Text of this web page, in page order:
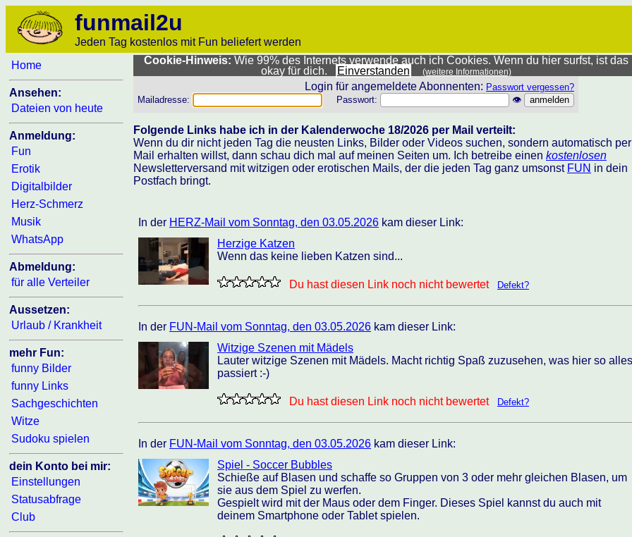
funmail2u
Jeden Tag kostenlos mit Fun beliefert werden
Home
Ansehen:
Dateien von heute
Anmeldung:
Fun
Erotik
Digitalbilder
Herz-Schmerz
Musik
WhatsApp
Abmeldung:
für alle Verteiler
Aussetzen:
Urlaub / Krankheit
mehr Fun:
funny Bilder
funny Links
Sachgeschichten
Witze
Sudoku spielen
dein Konto bei mir:
Einstellungen
Statusabfrage
Club
Cookie-Hinweis: Wie 99% des Internets verwende auch ich Cookies. Wenn du hier surfst, ist das
okay für dich.
Einverstanden (weitere Informationen)
Login für angemeldete Abonnenten: Passwort vergessen?
Mailadresse:
Passwort: 👁
Folgende Links habe ich in der Kalenderwoche 18/2026 per Mail verteilt:
Wenn du dir nicht jeden Tag die neusten Links, Bilder oder Videos suchen, sondern automatisch per
Mail erhalten willst, dann schau dich mal auf meinen Seiten um. Ich betreibe einen kostenlosen
Newsletterversand mit witzigen oder erotischen Mails, der die jeden Tag ganz umsonst FUN in dein
Postfach bringt.
In der HERZ-Mail vom Sonntag, den 03.05.2026 kam dieser Link:
Herzige Katzen
Wenn das keine lieben Katzen sind...
Du hast diesen Link noch nicht bewertet Defekt?
In der FUN-Mail vom Sonntag, den 03.05.2026 kam dieser Link:
Witzige Szenen mit Mädels
Lauter witzige Szenen mit Mädels. Macht richtig Spaß zuzusehen, was hier so alles
passiert :-)
Du hast diesen Link noch nicht bewertet Defekt?
In der FUN-Mail vom Sonntag, den 03.05.2026 kam dieser Link:
Spiel - Soccer Bubbles
Schieße auf Blasen und schaffe so Gruppen von 3 oder mehr gleichen Blasen, um
sie aus dem Spiel zu werfen.
Gespielt wird mit der Maus oder dem Finger. Dieses Spiel kannst du auch mit
deinem Smartphone oder Tablet spielen.